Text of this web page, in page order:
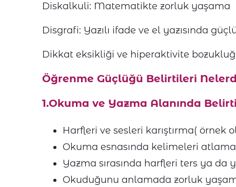
Diskalkuli: Matematikte zorluk yaşama
Disgrafi: Yazılı ifade ve el yazısında
Dikkat eksikliği ve hiperaktivite
Öğrenme Güçlüğü Belirtileri
1.Okuma ve Yazma Alanında
Harfleri ve sesleri karıştırma( örnek
Okuma esnasında kelimeleri
Yazma sırasında harfleri ters ya da
Okuduğunu anlamada zorluk